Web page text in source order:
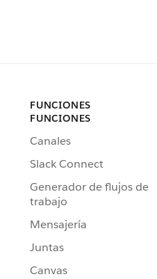
FUNCIONES
FUNCIONES
Canales
Slack Connect
Generador de flujos de
trabajo
Mensajería
Juntas
Canvas